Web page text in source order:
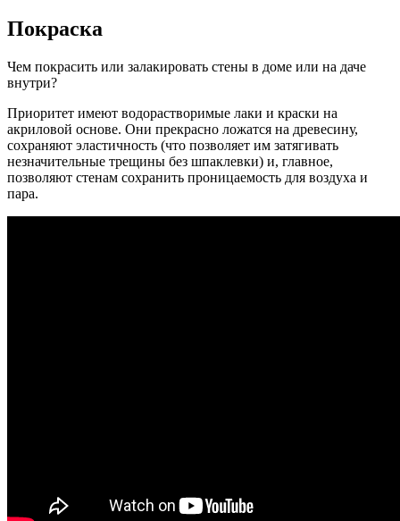
Покраска
Чем покрасить или залакировать стены в доме или на даче
внутри?
Приоритет имеют водорастворимые лаки и краски на
акриловой основе. Они прекрасно ложатся на древесину,
сохраняют эластичность (что позволяет им затягивать
незначительные трещины без шпаклевки) и, главное,
позволяют стенам сохранить проницаемость для воздуха и
пара.